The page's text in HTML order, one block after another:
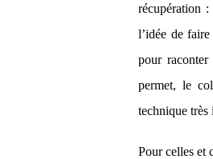
récupération
l’idée de
pour
permet, le
technique très
Pour celles et